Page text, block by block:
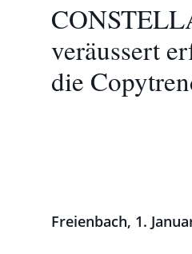
veräussert
die
Freienbach, 1.